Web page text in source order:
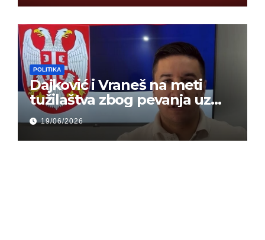
POLITIKA
Dajković i Vraneš na meti
tužilaštva zbog pevanja uz
gusle
19/06/2026